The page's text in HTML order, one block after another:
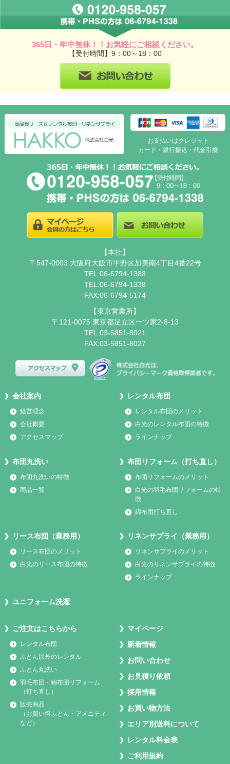
365日・年中無休！！お気軽にご相談ください。
【受付時間】9：00～18：00
お支払いはクレジット
カード・銀行振込・代金引換
【本社】
〒547-0003 大阪府大阪市平野区加美南4丁目4番22号
TEL:06-6794-1388
TEL:06-6794-1338
FAX:06-6794-5174
【東京営業所】
〒121-0075 東京都足立区一ツ家2-8-13
TEL:03-5851-8021
FAX:03-5851-8027
会社案内
経営理念
会社概要
アクセスマップ
レンタル布団
レンタル布団のメリット
白光のレンタル布団の特徴
ラインナップ
布団丸洗い
布団丸洗いの特徴
商品一覧
布団リフォーム（打ち直し）
布団リフォームのメリット
白光の羽毛布団リフォームの特
徴
綿布団打ち直し
リース布団（業務用）
リース布団のメリット
白光のリース布団の特徴
リネンサプライ（業務用）
リネンサプライのメリット
白光のリネンサプライの特徴
ラインナップ
ユニフォーム洗濯
ご注文はこちらから
レンタル布団
ふとん以外のレンタル
ふとん丸洗い
羽毛布団・綿布団リフォーム
（打ち直し）
販売商品
（お買い得ふとん・アメニティ
など）
マイページ
新着情報
お問い合わせ
お見積り依頼
採用情報
お買い物方法
エリア別送料について
レンタル料金表
ご利用規約